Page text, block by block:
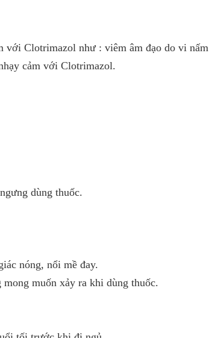
với Clotrimazol như : viêm âm đạo do vi
cảm với Clotrimazol.
dùng thuốc.
nóng, nổi mề đay.
muốn xảy ra khi dùng thuốc.